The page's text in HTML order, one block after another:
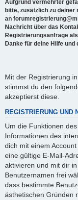
Aufgrund vermehrter
bitte, zusätzlich zu deiner
an
Nachricht über das
Registrierungsanfrage
Danke für deine Hilfe und
Mit der Registrierung
stimmst du den
akzeptierst diese.
REGISTRIERUNG UND
Um die Funktionen
Informationen des
dich mit einem
eine gültige E-Mail-
aktivieren und mit dir
Benutzernamen frei
dass bestimmte
ästhetischen Gründen